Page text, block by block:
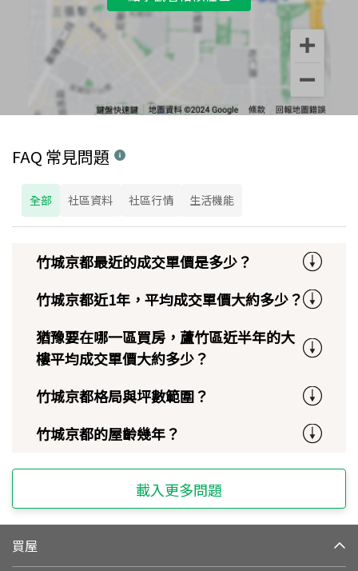
FAQ 常見問題
全部 社區資料 社區行情 生活機能
竹城京都最近的成交單價是多少？
竹城京都近1年，平均成交單價大約多少？
猶豫要在哪一區買房，蘆竹區近半年的大
樓平均成交單價大約多少？
竹城京都格局與坪數範圍？
竹城京都的屋齡幾年？
載入更多問題
買屋